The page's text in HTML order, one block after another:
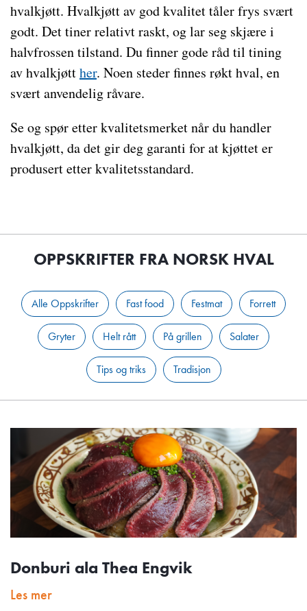
hvalkjøtt. Hvalkjøtt av god kvalitet tåler frys svært
godt. Det tiner relativt raskt, og lar seg skjære i
halvfrossen tilstand. Du finner gode råd til tining
av hvalkjøtther. Noen steder finnes røkt hval, en
svært anvendelig råvare.
Se og spør etter kvalitetsmerket når du handler
hvalkjøtt, da det gir deg garanti for at kjøttet er
produsert etter kvalitetsstandard.
OPPSKRIFTER FRA NORSK HVAL
Alle Oppskrifter Fast food Festmat Forrett
Gryter Helt rått På grillen Salater
Tips og triks Tradisjon
Donburi ala Thea Engvik
Les mer